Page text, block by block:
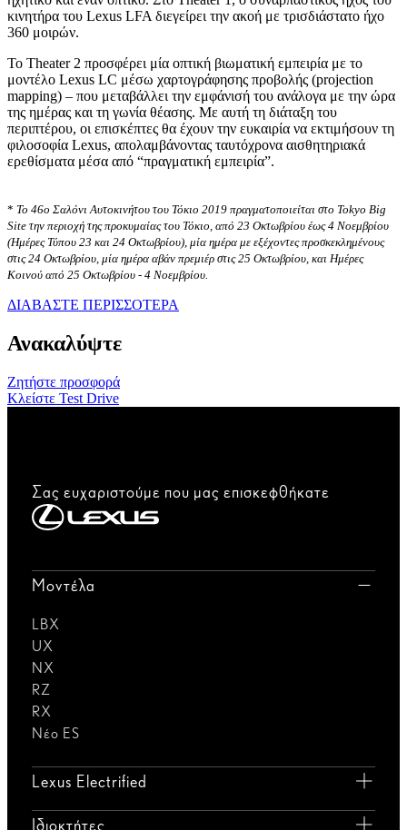
κινητήρα του Lexus LFA διεγείρει την ακοή με τρισδιάστατο ήχο
360 μοιρών.
Το Theater 2 προσφέρει μία οπτική βιωματική εμπειρία με το
μοντέλο Lexus LC μέσω χαρτογράφησης προβολής (projection
mapping) – που μεταβάλλει την εμφάνισή του ανάλογα με την ώρα
της ημέρας και τη γωνία θέασης. Με αυτή τη διάταξη του
περιπτέρου, οι επισκέπτες θα έχουν την ευκαιρία να εκτιμήσουν τη
φιλοσοφία Lexus, απολαμβάνοντας ταυτόχρονα αισθητηριακά
ερεθίσματα μέσα από “πραγματική εμπειρία”.
* Το 46ο Σαλόνι Αυτοκινήτου του Τόκιο 2019 πραγματοποιείται στο Tokyo Big
Site την περιοχή της προκυμαίας του Τόκιο, από 23 Οκτωβρίου έως 4 Νοεμβρίου
(Ημέρες Τύπου 23 και 24 Οκτωβρίου), μία ημέρα με εξέχοντες προσκεκλημένους
στις 24 Οκτωβρίου, μία ημέρα αβάν πρεμιέρ στις 25 Οκτωβρίου, και Ημέρες
Κοινού από 25 Οκτωβρίου - 4 Νοεμβρίου.
ΔΙΑΒΑΣΤΕ ΠΕΡΙΣΣΟΤΕΡΑ
Ανακαλύψτε
Ζητήστε προσφορά
Κλείστε Test Drive
Σας ευχαριστούμε που μας επισκεφθήκατε
Μοντέλα
LBX
UX
NX
RZ
RX
Νέο ES
Lexus Electrified
Ιδιοκτήτες